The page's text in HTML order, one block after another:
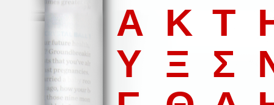
A K T
Υ Ξ Σ